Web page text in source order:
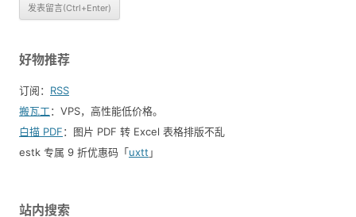
好物推荐
订阅： RSS
搬瓦工：VPS，高性能低价格。️
白描 PDF：图片 PDF 转 Excel 表格排版不乱
estk 专属 9 折优惠码「uxtt 」
站内搜索